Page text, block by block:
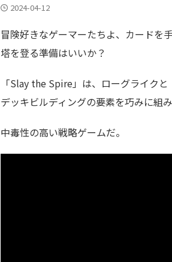
2024-04-12
冒険好きなゲーマーたちよ、カードを手
塔を登る準備はいいか？
「Slay the Spire」は、ローグライクと
デッキビルディングの要素を巧みに組み
中毒性の高い戦略ゲームだ。